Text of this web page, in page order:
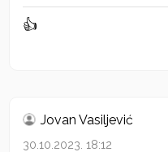
👍
Jovan Vasiljević
30.10.2023. 18:12